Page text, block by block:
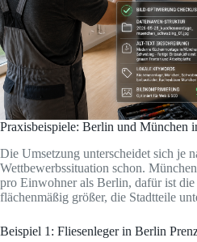
Praxisbeispiele: Berlin und München
Die Umsetzung unterscheidet sich je
Wettbewerbssituation schon.
pro Einwohner als Berlin, dafür ist
flächenmäßig größer, die Stadtteile
Beispiel 1: Fliesenleger in Berlin